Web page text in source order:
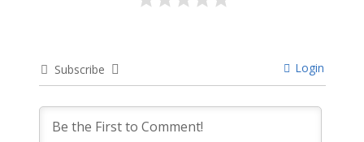
Subscribe Login